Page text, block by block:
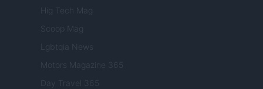
Hig Tech Mag
Scoop Mag
Lgbtqia News
Motors Magazine 365
Day Travel 365